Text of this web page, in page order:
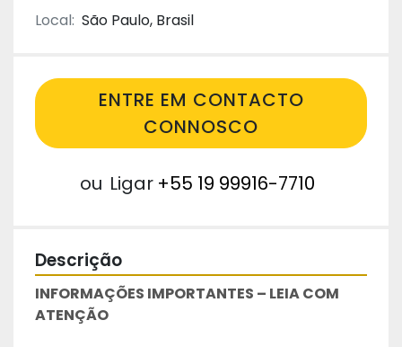
Local: São Paulo, Brasil
ENTRE EM CONTACTO
CONNOSCO
ou Ligar +55 19 99916-7710
Descrição
INFORMAÇÕES IMPORTANTES – LEIA COM
ATENÇÃO